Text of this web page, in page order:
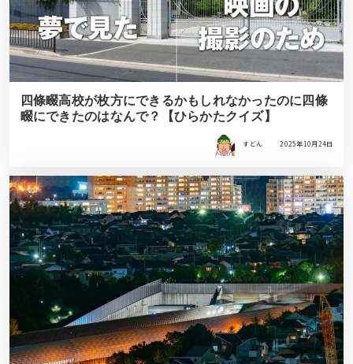
四條畷高校が枚方にできるかもしれなかったのに四條
畷にできたのはなんで？【ひらかたクイズ】
すどん 2025年10月24日